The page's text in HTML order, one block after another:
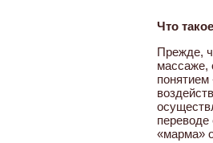
Что
Прежде,
массаже,
переводе
«марма»